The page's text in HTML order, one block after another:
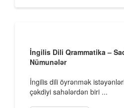
İngilis Dili Qrammatika –
Nümunələr
İngilis dili öyrənmək
çəkdiyi sahələrdən biri ...